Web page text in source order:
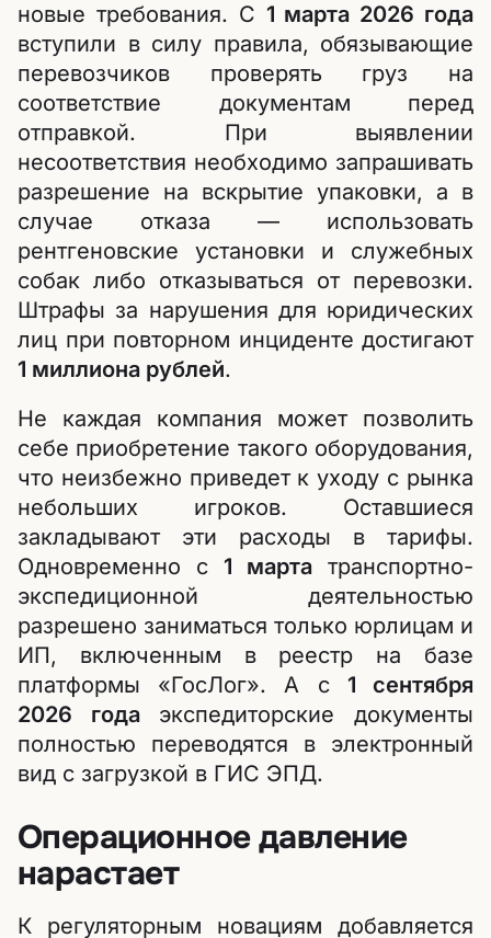
новые требования. С 1 марта 2026 года
вступили в силу правила, обязывающие
перевозчиков проверять груз на
соответствие документам перед
отправкой. При выявлении
несоответствия необходимо запрашивать
разрешение на вскрытие упаковки, а в
случае отказа — использовать
рентгеновские установки и служебных
собак либо отказываться от перевозки.
Штрафы за нарушения для юридических
лиц при повторном инциденте достигают
1 миллиона рублей.
Не каждая компания может позволить
себе приобретение такого оборудования,
что неизбежно приведет к уходу с рынка
небольших игроков. Оставшиеся
закладывают эти расходы в тарифы.
Одновременно с 1 марта транспортно-
экспедиционной деятельностью
разрешено заниматься только юрлицам и
ИП, включенным в реестр на базе
платформы «ГосЛог». А с 1 сентября
2026 годаэкспедиторские документы
полностью переводятся в электронный
вид с загрузкой в ГИС ЭПД.
Операционное давление
нарастает
К регуляторным новациям добавляется